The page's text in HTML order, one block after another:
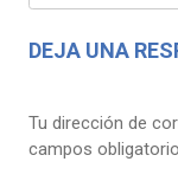
DEJA UNA
Tu dirección de
campos